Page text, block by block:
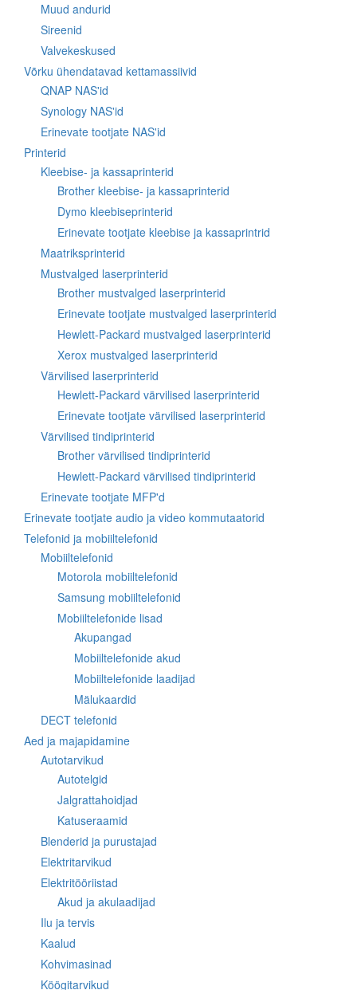
Muud andurid
Sireenid
Valvekeskused
Võrku ühendatavad kettamassiivid
QNAP NAS'id
Synology NAS'id
Erinevate tootjate NAS'id
Printerid
Kleebise- ja kassaprinterid
Brother kleebise- ja kassaprinterid
Dymo kleebiseprinterid
Erinevate tootjate kleebise ja kassaprintrid
Maatriksprinterid
Mustvalged laserprinterid
Brother mustvalged laserprinterid
Erinevate tootjate mustvalged laserprinterid
Hewlett-Packard mustvalged laserprinterid
Xerox mustvalged laserprinterid
Värvilised laserprinterid
Hewlett-Packard värvilised laserprinterid
Erinevate tootjate värvilised laserprinterid
Värvilised tindiprinterid
Brother värvilised tindiprinterid
Hewlett-Packard värvilised tindiprinterid
Erinevate tootjate MFP'd
Erinevate tootjate audio ja video kommutaatorid
Telefonid ja mobiiltelefonid
Mobiiltelefonid
Motorola mobiiltelefonid
Samsung mobiiltelefonid
Mobiiltelefonide lisad
Akupangad
Mobiiltelefonide akud
Mobiiltelefonide laadijad
Mälukaardid
DECT telefonid
Aed ja majapidamine
Autotarvikud
Autotelgid
Jalgrattahoidjad
Katuseraamid
Blenderid ja purustajad
Elektritarvikud
Elektritööriistad
Akud ja akulaadijad
Ilu ja tervis
Kaalud
Kohvimasinad
Köögitarvikud